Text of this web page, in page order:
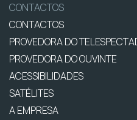
CONTACTOS
CONTACTOS
PROVEDORA DO
PROVEDORA DO OUVINTE
ACESSIBILIDADES
SATÉLITES
A EMPRESA